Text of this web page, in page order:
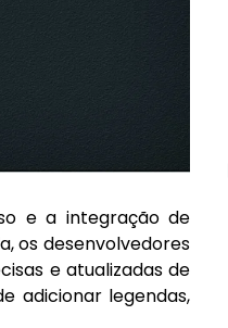
e a integração de
os desenvolvedores
e atualizadas de
adicionar legendas,